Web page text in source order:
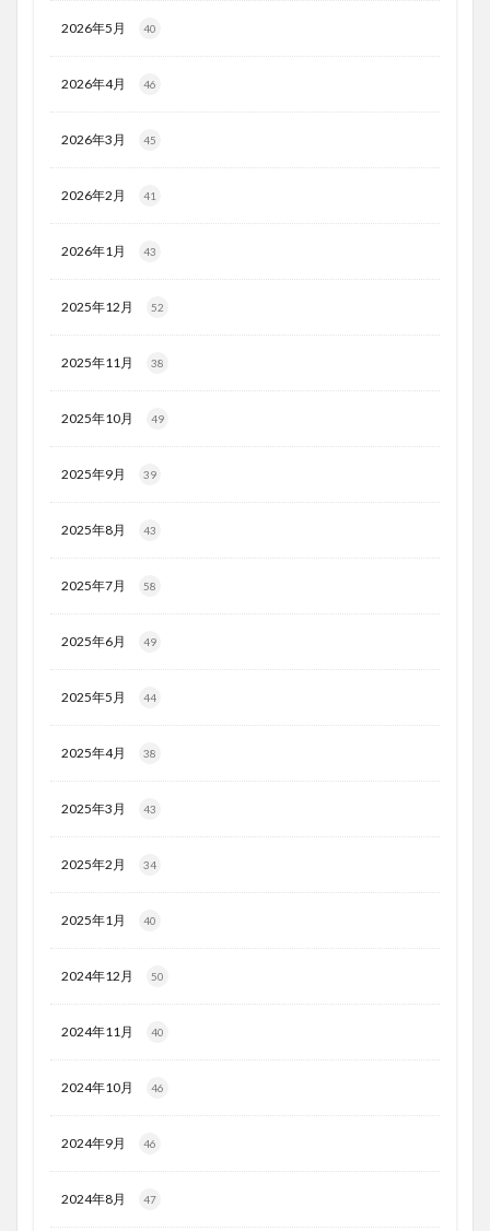
2026年5月 40
2026年4月 46
2026年3月 45
2026年2月 41
2026年1月 43
2025年12月 52
2025年11月 38
2025年10月 49
2025年9月 39
2025年8月 43
2025年7月 58
2025年6月 49
2025年5月 44
2025年4月 38
2025年3月 43
2025年2月 34
2025年1月 40
2024年12月 50
2024年11月 40
2024年10月 46
2024年9月 46
2024年8月 47